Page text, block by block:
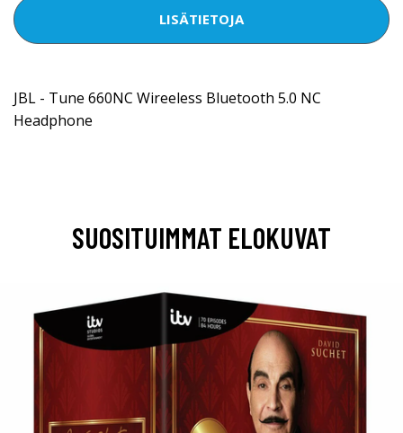
LISÄTIETOJA
JBL - Tune 660NC Wireeless Bluetooth 5.0 NC
Headphone
SUOSITUIMMAT ELOKUVAT